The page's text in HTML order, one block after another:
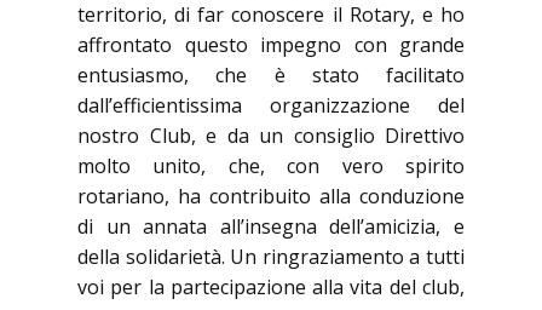
territorio, di far conoscere il Rotary, e ho
affrontato questo impegno con grande
entusiasmo, che è stato facilitato
dall’efficientissima organizzazione del
nostro Club, e da un consiglio Direttivo
molto unito, che, con vero spirito
rotariano, ha contribuito alla conduzione
di un annata all’insegna dell’amicizia, e
della solidarietà. Un ringraziamento a tutti
voi per la partecipazione alla vita del club,